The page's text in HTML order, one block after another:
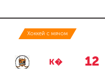
Хоккей с мячом
К� 12